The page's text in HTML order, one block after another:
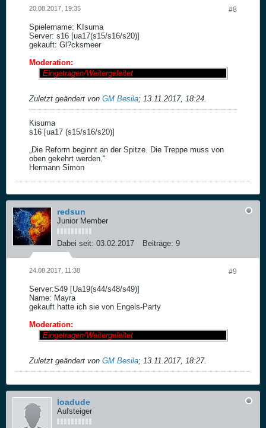
#8
20.08.2017, 19:35
Spielername: KIsuma
Server: s16 [ua17(s15/s16/s20)]
gekauft: Gl?cksmeer
Moderation:
Eingetragen/Weitergeleitet
Zuletzt geändert von GM Besila; 13.11.2017, 18:24.
Kisuma
s16 [ua17 (s15/s16/s20)]
„Die Reform beginnt an der Spitze. Die Treppe muss von
oben gekehrt werden.“
Hermann Simon
redsun
Junior Member
Dabei seit: 03.02.2017 Beiträge: 9
#9
24.08.2017, 11:38
Server:S49 [Ua19(s44/s48/s49)]
Name: Mayra
gekauft hatte ich sie von Engels-Party
Moderation:
Eingetragen/Weitergeleitet
Zuletzt geändert von GM Besila; 13.11.2017, 18:27.
loadude
Aufsteiger